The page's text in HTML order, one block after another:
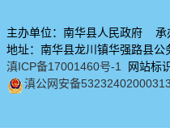
主办单位：南华县人民政府 承
地址：南华县龙川镇华强路
滇ICP备17001460号-1
网站标
滇公网安备